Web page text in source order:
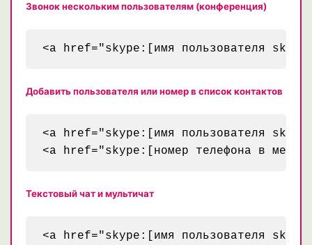
Звонок нескольким пользователям (конференция)
Добавить пользователя или номер в список контактов
<a href="skype:[имя пользователя
Текстовый чат и мультичат
<a href="skype:[имя пользователя